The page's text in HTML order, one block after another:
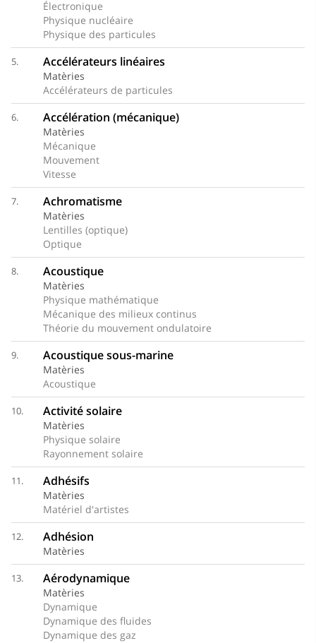
Électronique
Physique nucléaire
Physique des particules
5. Accélérateurs linéaires
Matèries
Accélérateurs de particules
6. Accélération (mécanique)
Matèries
Mécanique
Mouvement
Vitesse
7. Achromatisme
Matèries
Lentilles (optique)
Optique
8. Acoustique
Matèries
Physique mathématique
Mécanique des milieux continus
Théorie du mouvement ondulatoire
9. Acoustique sous-marine
Matèries
Acoustique
10. Activité solaire
Matèries
Physique solaire
Rayonnement solaire
11. Adhésifs
Matèries
Matériel d'artistes
12. Adhésion
Matèries
13. Aérodynamique
Matèries
Dynamique
Dynamique des fluides
Dynamique des gaz